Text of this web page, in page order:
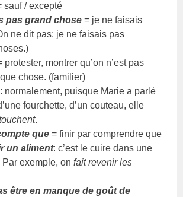
sauf / excepté
pas grand chose = je ne faisais
ne dit pas: je ne faisais pas
protester, montrer qu’on n’est pas
chose. (familier)
: normalement, puisque Marie a parlé
fourchette, d’un couteau, elle
.
que = finir par comprendre que
un aliment: c’est le cuire dans une
Par exemple, onfait revenir les
être en manque de goût de